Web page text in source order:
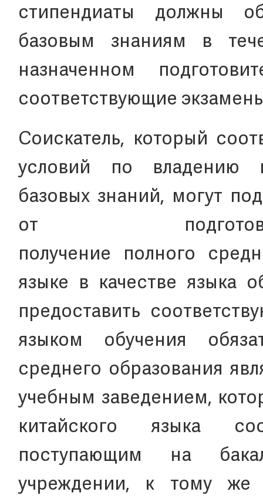
стипендиаты должны
базовым знаниям в
назначенном
соответствующие
Соискатель, который
условий по владению
базовых знаний, могут
от
получение полного
языке в качестве языка
предоставить
языком обучения
среднего образования
учебным заведением,
китайского языка
поступающим на
учреждении, к тому же